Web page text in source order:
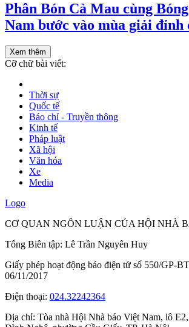
Phân Bón Cà Mau cùng
Nam bước vào mùa giải đỉnh
Xem thêm
Cỡ chữ bài viết:
Thời sự
Quốc tế
Báo chí - Truyền thông
Kinh tế
Pháp luật
Xã hội
Văn hóa
Xe
Media
Logo
CƠ QUAN NGÔN LUẬN CỦA HỘI NHÀ
Tổng Biên tập: Lê Trần Nguyên Huy
Giấy phép hoạt động báo điện tử số 550/GP-
06/11/2017
Điện thoại: 024.32242364
Địa chỉ: Tòa nhà Hội Nhà báo Việt Nam, lô